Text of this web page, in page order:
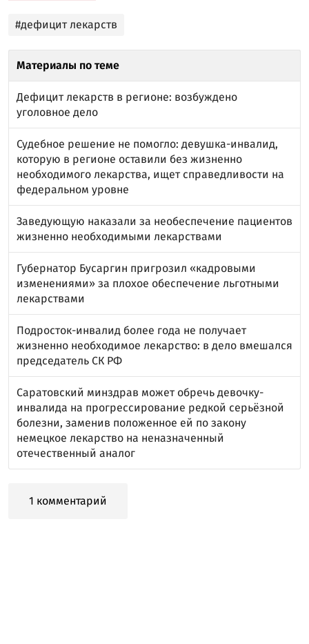
#дефицит лекарств
Материалы по теме
Дефицит лекарств в регионе: возбуждено
уголовное дело
Судебное решение не помогло: девушка-инвалид,
которую в регионе оставили без жизненно
необходимого лекарства, ищет справедливости на
федеральном уровне
Заведующую наказали за необеспечение пациентов
жизненно необходимыми лекарствами
Губернатор Бусаргин пригрозил «кадровыми
изменениями» за плохое обеспечение льготными
лекарствами
Подросток-инвалид более года не получает
жизненно необходимое лекарство: в дело вмешался
председатель СК РФ
Саратовский минздрав может обречь девочку-
инвалида на прогрессирование редкой серьёзной
болезни, заменив положенное ей по закону
немецкое лекарство на неназначенный
отечественный аналог
1 комментарий